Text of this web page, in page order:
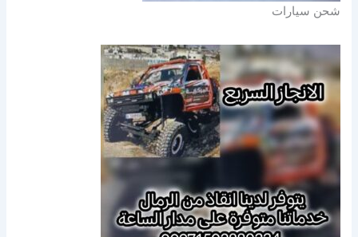
شحن سيارات